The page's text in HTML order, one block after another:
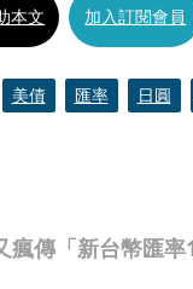
傳「新台幣匯率
本文 加入訂閱會員
美債 匯率 日圓